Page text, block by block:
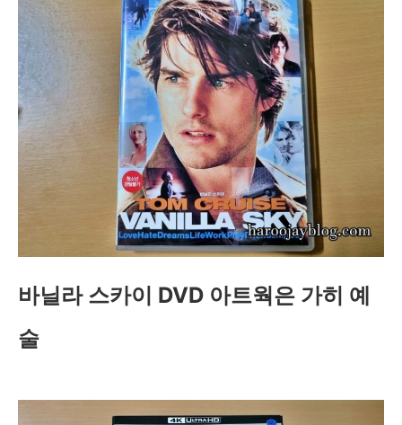
바닐라 스카이 DVD 아트웍은 가히 예
술